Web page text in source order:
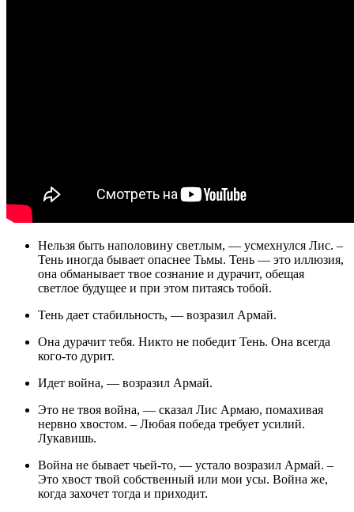
Нельзя быть наполовину светлым, — усмехнулся Лис. –
Тень иногда бывает опаснее Тьмы. Тень — это иллюзия,
она обманывает твое сознание и дурачит, обещая
светлое будущее и при этом питаясь тобой.
Тень дает стабильность, — возразил Армай.
Она дурачит тебя. Никто не победит Тень. Она всегда
кого-то дурит.
Идет война, — возразил Армай.
Это не твоя война, — сказал Лис Армаю, помахивая
нервно хвостом. – Любая победа требует усилий.
Лукавишь.
Война не бывает чьей-то, — устало возразил Армай. –
Это хвост твой собственный или мои усы. Война же,
когда захочет тогда и приходит.